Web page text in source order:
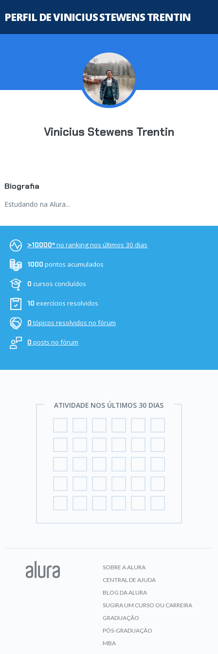
PERFIL DE VINICIUS STEWENS TRENTIN
Vinicius Stewens Trentin
Biografia
Estudando na Alura...
>10000ºno ranking nos últimos 30 dias
1000 pontos acumulados
0 cursos concluídos
10 exercícios resolvidos
0 tópicos resolvidos no fórum
0 posts no fórum
ATIVIDADE NOS ÚLTIMOS 30 DIAS
SOBRE A ALURA
CENTRAL DE AJUDA
BLOG DA ALURA
SUGIRA UM CURSO OU CARREIRA
GRADUAÇÃO
PÓS-GRADUAÇÃO
MBA